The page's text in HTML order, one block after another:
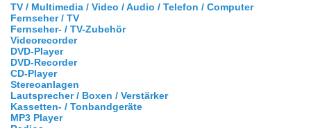
TV / Multimedia / Video / Audio / Telefon / Computer
Fernseher / TV
Fernseher- / TV-Zubehör
Videorecorder
DVD-Player
DVD-Recorder
CD-Player
Stereoanlagen
Lautsprecher / Boxen / Verstärker
Kassetten- / Tonbandgeräte
MP3 Player